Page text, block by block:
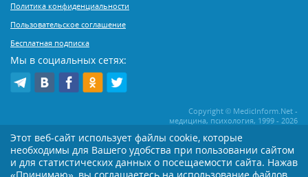
Политика конфиденциальности
Пользовательское соглашение
Бесплатная подписка
Мы в социальных сетях:
Copyright © MedicInform.Net -
медицина, психология, 1999 - 2026
Копирование или иное распространение статей нашего сайта строго
воспрещается. Копирование раздела "Новости" допускается при наличии
активной открытой для поисковиков ссылки на MedicInform.Net
Этот веб-сайт использует файлы cookie, которые
необходимы для Вашего удобства при пользовании сайтом
и для статистических данных о посещаемости сайта. Нажав